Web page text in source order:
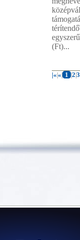
(Ft)...
|« « 1 2 3